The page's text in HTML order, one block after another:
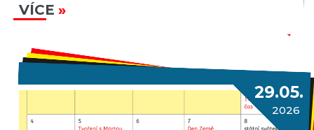
VÍCE
29.05.
2026